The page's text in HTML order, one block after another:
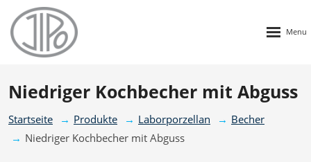
Niedriger Kochbecher mit Abguss
Startseite Produkte Laborporzellan
Becher
Niedriger Kochbecher mit Abguss